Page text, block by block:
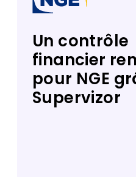
Un contrôle
financier
pour NGE
Supervizor​